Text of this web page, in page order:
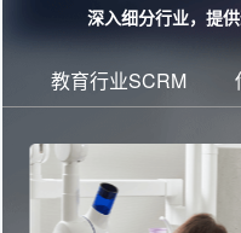
深入细分行业，提
教育行业SCRM